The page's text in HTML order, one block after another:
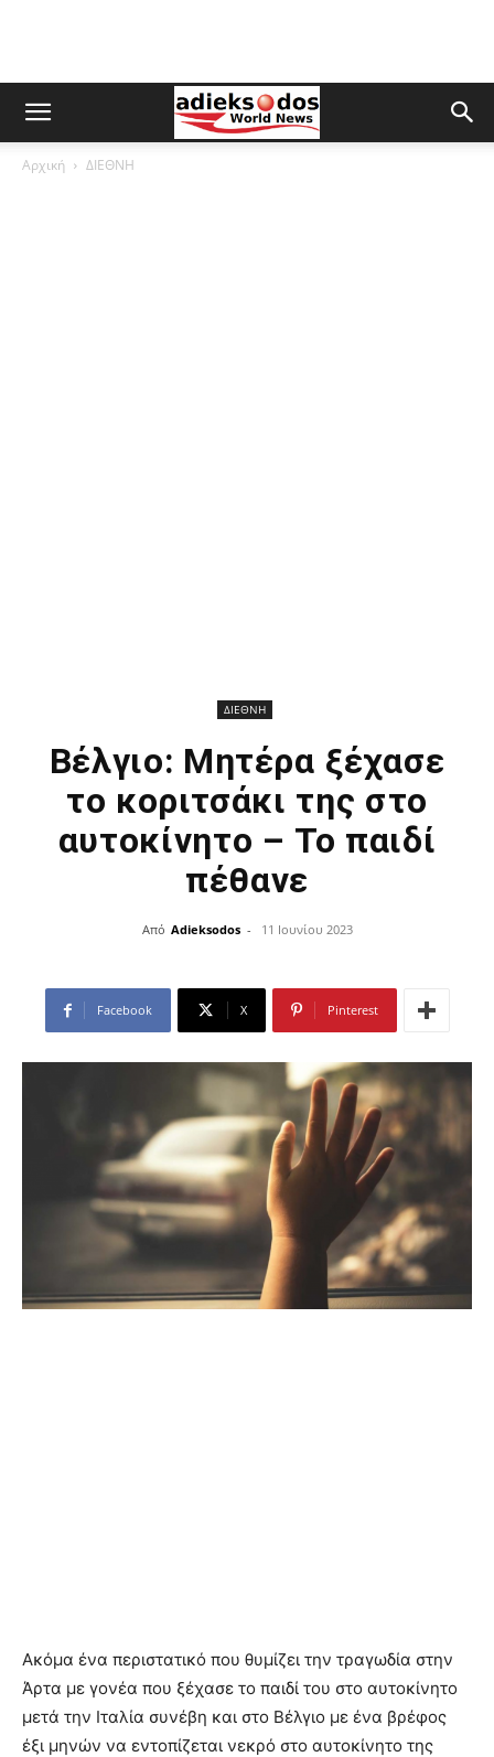
Αρχική ΔΙΕΘΝΗ
ΔΙΕΘΝΗ
Βέλγιο: Μητέρα ξέχασε
το κοριτσάκι της στο
αυτοκίνητο – Το παιδί
πέθανε
Από Adieksodos - 11 Ιουνίου 2023
Facebook X Pinterest
Ακόμα ένα περιστατικό που θυμίζει την τραγωδία στην
Άρτα με γονέα που ξέχασε το παιδί του στο αυτοκίνητο
μετά την Ιταλία συνέβη και στο Βέλγιο με ένα βρέφος
έξι μηνών να εντοπίζεται νεκρό στο αυτοκίνητο της